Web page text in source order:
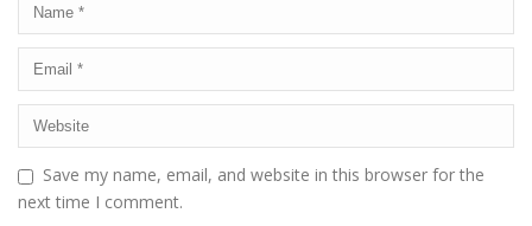
Save my name, email, and website in this browser for the
next time I comment.